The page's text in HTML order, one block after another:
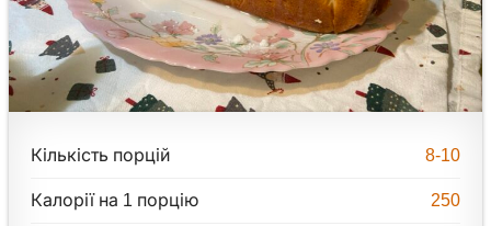
Кількість порцій 8-10
Калорії на 1 порцію 250